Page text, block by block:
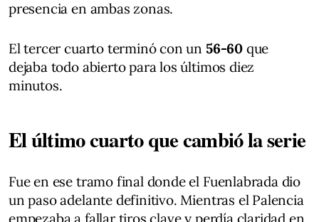
presencia en ambas zonas.
El tercer cuarto terminó con un 56-60que
dejaba todo abierto para los últimos diez
minutos.
El último cuarto que cambió la serie
Fue en ese tramo final donde el Fuenlabrada dio
un paso adelante definitivo. Mientras el Palencia
empezaba a fallar tiros clave y perdía claridad en